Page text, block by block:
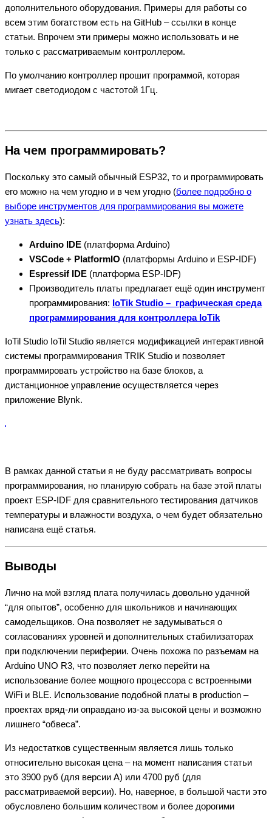
дополнительного оборудования. Примеры для работы со
всем этим богатством есть на GitHub – ссылки в конце
статьи. Впрочем эти примеры можно использовать и не
только с рассматриваемым контроллером.
По умолчанию контроллер прошит программой, которая
мигает светодиодом с частотой 1Гц.
На чем программировать?
Поскольку это самый обычный ESP32, то и программировать
его можно на чем угодно и в чем угодно (более подробно о
выборе инструментов для программирования вы можете
узнать здесь):
Arduino IDE (платформа Arduino)
VSCode + PlatformIO (платформы Arduino и ESP-IDF)
Espressif IDE (платформа ESP-IDF)
Производитель платы предлагает ещё один инструмент
программирования: IoTik Studio – графическая среда
программирования для контроллера IoTik
IoTil Studio IoTil Studio является модификацией интерактивной
системы программирования TRIK Studio и позволяет
программировать устройство на базе блоков, а
дистанционное управление осуществляется через
приложение Blynk.
В рамках данной статьи я не буду рассматривать вопросы
программирования, но планирую собрать на базе этой платы
проект ESP-IDF для сравнительного тестирования датчиков
температуры и влажности воздуха, о чем будет обязательно
написана ещё статья.
Выводы
Лично на мой взгляд плата получилась довольно удачной
“для опытов”, особенно для школьников и начинающих
самодельщиков. Она позволяет не задумываться о
согласованиях уровней и дополнительных стабилизаторах
при подключении периферии. Очень похожа по разъемам на
Arduino UNO R3, что позволяет легко перейти на
использование более мощного процессора с встроенными
WiFi и BLE. Использование подобной платы в production –
проектах вряд-ли оправдано из-за высокой цены и возможно
лишнего “обвеса”.
Из недостатков существенным является лишь только
относительно высокая цена – на момент написания статьи
это 3900 руб (для версии А) или 4700 руб (для
рассматриваемой версии). Но, наверное, в большой части это
обусловлено большим количеством и более дорогими